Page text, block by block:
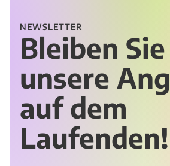
NEWSLETTER
Bleiben
unsere
auf dem
Laufenden!